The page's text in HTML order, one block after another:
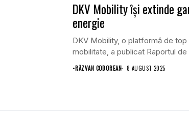
DKV Mobility își extinde
energie
DKV Mobility, o platformă de
mobilitate, a publicat Raportul
•RĂZVAN CODOREAN 8 AUGUST 2025